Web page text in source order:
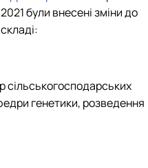
були внесені зміни до
сільськогосподарських
генетики, розведення